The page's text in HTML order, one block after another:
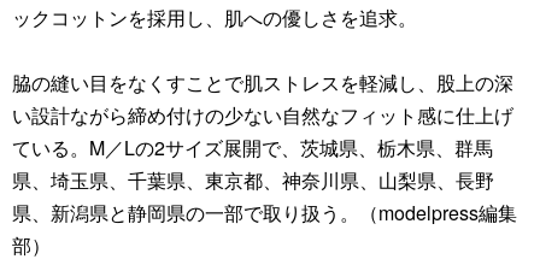
ックコットンを採用し、肌への優しさを追求。
脇の縫い目をなくすことで肌ストレスを軽減し、股上の深
い設計ながら締め付けの少ない自然なフィット感に仕上げ
ている。M／Lの2サイズ展開で、茨城県、栃木県、群馬
県、埼玉県、千葉県、東京都、神奈川県、山梨県、長野
県、新潟県と静岡県の一部で取り扱う。（modelpress編集
部）